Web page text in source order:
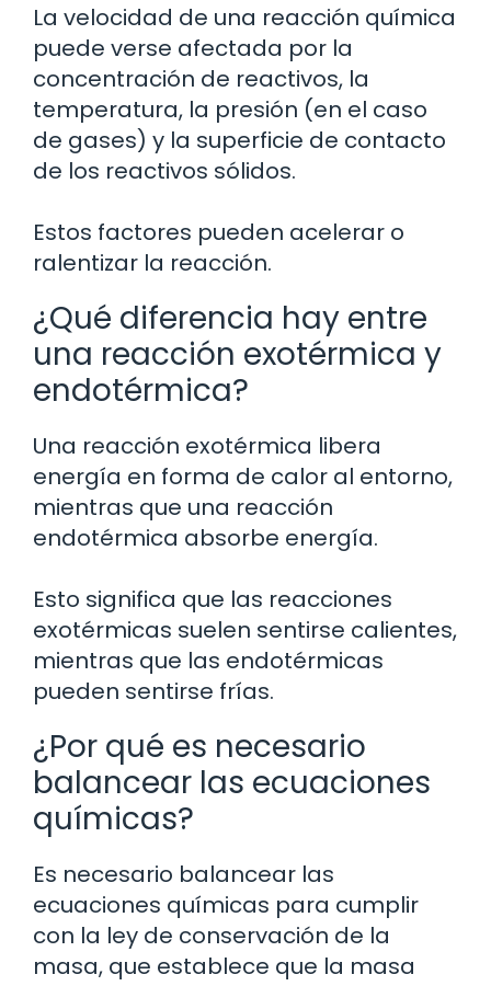
La velocidad de una reacción química
puede verse afectada por la
concentración de reactivos, la
temperatura, la presión (en el caso
de gases) y la superficie de contacto
de los reactivos sólidos.
Estos factores pueden acelerar o
ralentizar la reacción.
¿Qué diferencia hay entre
una reacción exotérmica y
endotérmica?
Una reacción exotérmica libera
energía en forma de calor al entorno,
mientras que una reacción
endotérmica absorbe energía.
Esto significa que las reacciones
exotérmicas suelen sentirse calientes,
mientras que las endotérmicas
pueden sentirse frías.
¿Por qué es necesario
balancear las ecuaciones
químicas?
Es necesario balancear las
ecuaciones químicas para cumplir
con la ley de conservación de la
masa, que establece que la masa